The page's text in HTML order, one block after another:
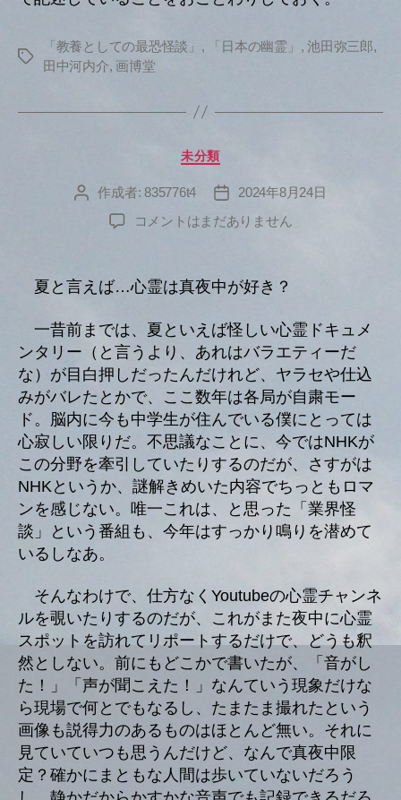
タ
「教養としての最恐怪談」 , 「日本の幽霊」 ,池田弥三郎,
田中河内介, 画博堂
カ
ゴ
リ
ー
未分類
投
作成者: 835776t4
投
稿
日
2024年8月24日
へ
コメントはまだありません
夏と言えば…心霊は真夜中が好き？
一昔前までは、夏といえば怪しい心霊ドキュメ
ンタリー（と言うより、あれはバラエティーだ
な）が目白押しだったんだけれど、ヤラセや仕込
みがバレたとかで、ここ数年は各局が自粛モー
ド。脳内に今も中学生が住んでいる僕にとっては
心寂しい限りだ。不思議なことに、今ではNHKが
この分野を牽引していたりするのだが、さすがは
NHKというか、謎解きめいた内容でちっともロマ
ンを感じない。唯一これは、と思った「業界怪
談」という番組も、今年はすっかり鳴りを潜めて
いるしなあ。
そんなわけで、仕方なくYoutubeの心霊チャンネ
ルを覗いたりするのだが、これがまた夜中に心霊
スポットを訪れてリポートするだけで、どうも釈
然としない。前にもどこかで書いたが、「音がし
た！」「声が聞こえた！」なんていう現象だけな
ら現場で何とでもなるし、たまたま撮れたという
画像も説得力のあるものはほとんど無い。それに
見ていていつも思うんだけど、なんで真夜中限
定？確かにまともな人間は歩いていないだろう